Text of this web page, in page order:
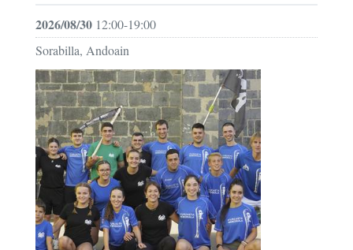
2026/08/30 12:00-19:00
Sorabilla, Andoain